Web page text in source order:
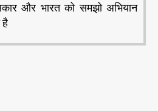
और भारत को समझो अभियान
है